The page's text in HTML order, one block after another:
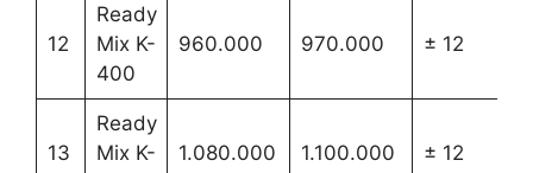
12
Ready
Mix K-
400
960.000 970.000 ± 12
13
Ready
Mix K-
1.080.000 1.100.000 ± 12